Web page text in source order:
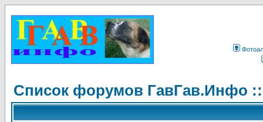
Список форумов ГавГав.Инфо